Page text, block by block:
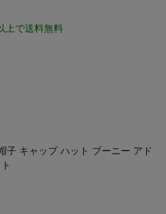
上で送料無料
子 キャップ ハット ブーニー アド